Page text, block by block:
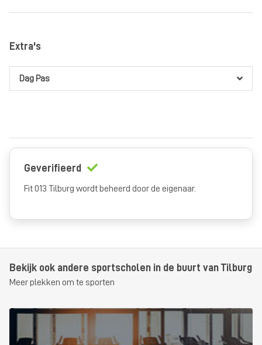
Extra's
Dag Pas
Geverifieerd
Fit 013 Tilburg wordt beheerd door de eigenaar.
Bekijk ook andere sportscholen in de buurt van Tilburg
Meer plekken om te sporten